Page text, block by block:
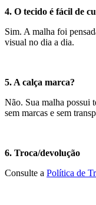
4. O tecido é fácil de
Sim. A malha foi
visual no dia a dia.
5. A calça marca?
Não. Sua malha possui
sem marcas e sem
6. Troca/devolução
Consulte a Política de